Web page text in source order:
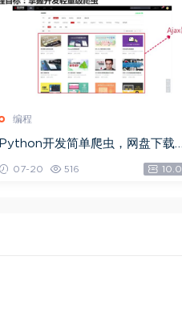
编程
Python开发简单爬虫，网盘下载
07-20 516 10.0